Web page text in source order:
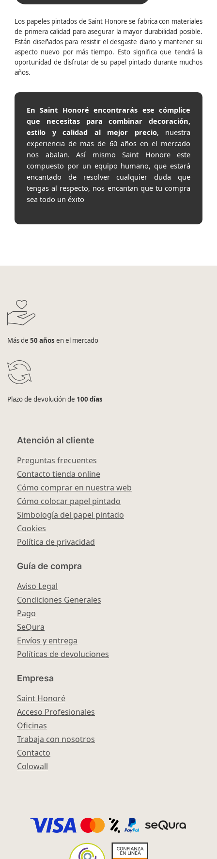
Los papeles pintados de Saint Honore se fabrica con materiales
de primera calidad para asegurar la mayor durabilidad posible.
Están diseñados para resistir el desgaste diario y mantener su
aspecto nuevo por más tiempo. Esto significa que tendrá la
oportunidad de disfrutar de su papel pintado durante muchos
años.
En Saint Honoré encontrarás ese cómplice
que necesitas para combinar decoración,
estilo y calidad al mejor precio, nuestra
experiencia de mas de 60 años en el mercado
nos abalan. Así mismo Saint Honore este
compuesto por un equipo humano, que estará
encantado de resolver cualquier duda que
tengas al respecto, nos encantan que tu compra
sea todo un éxito
Más de 50 años en el mercado
Plazo de devolución de 100 días
Atención al cliente
Preguntas frecuentes
Contacto tienda online
Cómo comprar en nuestra web
Cómo colocar papel pintado
Simbología del papel pintado
Cookies
Política de privacidad
Guía de compra
Aviso Legal
Condiciones Generales
Pago
SeQura
Envíos y entrega
Políticas de devoluciones
Empresa
Saint Honoré
Acceso Profesionales
Oficinas
Trabaja con nosotros
Contacto
Colowall